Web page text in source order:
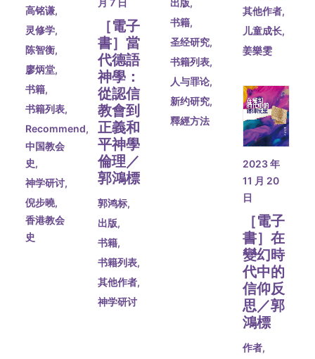
高铭谦,
灵修学,
陈智衡,
廖炳堂,
书籍,
书籍列表,
Recommend,
中国教会
史,
神学研讨,
倪步曉,
香港教会
史
书籍,
圣经研究,
书籍列表,
人与罪论,
新约研究,
釋經方法
其他作者,
儿童成长,
姜樂雯
［電子
書］當
代德語
神學：
從認信
教會到
正義和
平神學
倫理／
郭鴻標
郭鸿标,
出版,
书籍,
书籍列表,
其他作者,
神学研讨
2023 年
11 月 20
日
［電子
書］在
變幻時
代中的
信仰反
思／郭
鴻標
作者,